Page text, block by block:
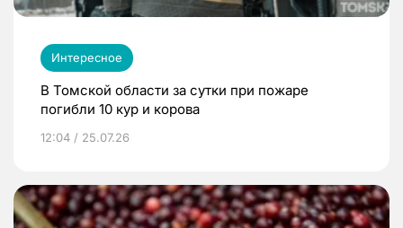
Интересное
В Томской области за сутки при пожаре
погибли 10 кур и корова
12:04 / 25.07.26